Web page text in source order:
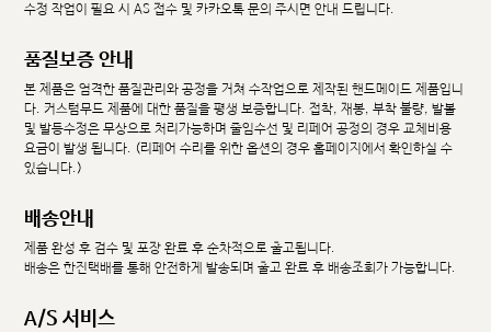
수정 작업이 필요 시 AS 접수 및 카카오톡 문의 주시면 안내 드립니다.
품질보증 안내
본 제품은 엄격한 품질관리와 공정을 거쳐 수작업으로 제작된 핸드메이드 제품입니
다. 커스텀무드 제품에 대한 품질을 평생 보증합니다. 접착, 재봉, 부착 불량, 발볼
및 발등수정은 무상으로 처리가능하며 줄임수선 및 리페어 공정의 경우 교체비용
요금이 발생 됩니다. (리페어 수리를 위한 옵션의 경우 홈페이지에서 확인하실 수
있습니다.)
배송안내
제품 완성 후 검수 및 포장 완료 후 순차적으로 출고됩니다.
배송은 한진택배를 통해 안전하게 발송되며 출고 완료 후 배송조회가 가능합니다.
A/S 서비스